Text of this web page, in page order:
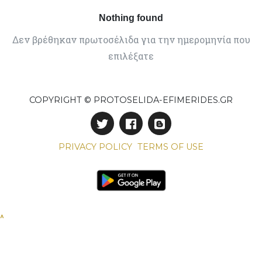
Nothing found
Δεν βρέθηκαν πρωτοσέλιδα για την ημερομηνία που
επιλέξατε
COPYRIGHT © PROTOSELIDA-EFIMERIDES.GR
PRIVACY POLICY TERMS OF USE
^